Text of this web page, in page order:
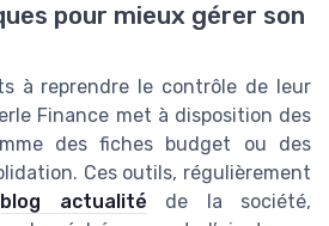
pour mieux gérer son
à reprendre le contrôle de leur
Finance met à disposition des
des fiches budget ou des
Ces outils, régulièrement
blog actualité de la société,